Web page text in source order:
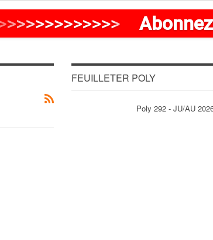
>>>>>>>>>>>
FEUILLETER POLY
Poly 292 - JU/AU